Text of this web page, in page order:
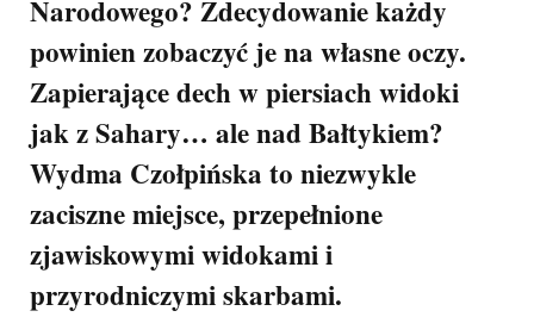
Narodowego? Zdecydowanie każdy
powinien zobaczyć je na własne oczy.
Zapierające dech w piersiach widoki
jak z Sahary… ale nad Bałtykiem?
Wydma Czołpińska to niezwykle
zaciszne miejsce, przepełnione
zjawiskowymi widokami i
przyrodniczymi skarbami.